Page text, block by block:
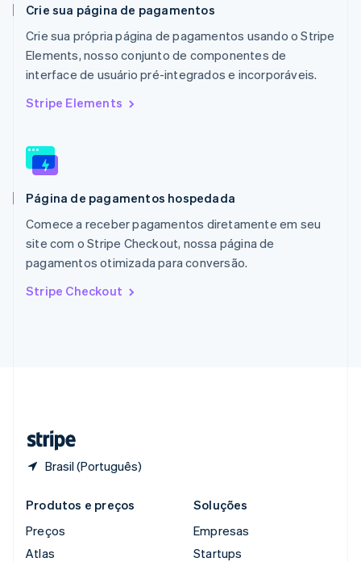
Crie sua página de pagamentos
Crie sua própria página de pagamentos usando o Stripe
Elements, nosso conjunto de componentes de
interface de usuário pré-integrados e incorporáveis.
Stripe Elements
Página de pagamentos hospedada
Comece a receber pagamentos diretamente em seu
site com o Stripe Checkout, nossa página de
pagamentos otimizada para conversão.
Stripe Checkout
Brasil (Português)
Noruega
English
Nova Zelândia
English
Países Baixos
Nederlands English
Portugal
Português
English简体中文
Reino Unido
English
República Tcheca
English
English
Produtos e preços
Preços
Atlas
Soluções
Empresas
Startups